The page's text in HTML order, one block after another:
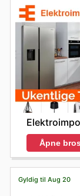
Åpne
Gyldig til Aug 20